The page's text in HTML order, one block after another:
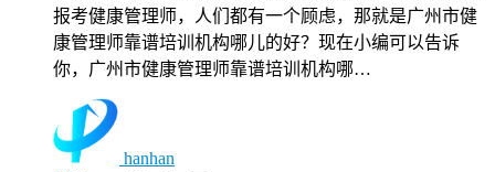
报考健康管理师，人们都有一个顾虑，那就是广州市健
康管理师靠谱培训机构哪儿的好？现在小编可以告诉
你，广州市健康管理师靠谱培训机构哪…
hanhan